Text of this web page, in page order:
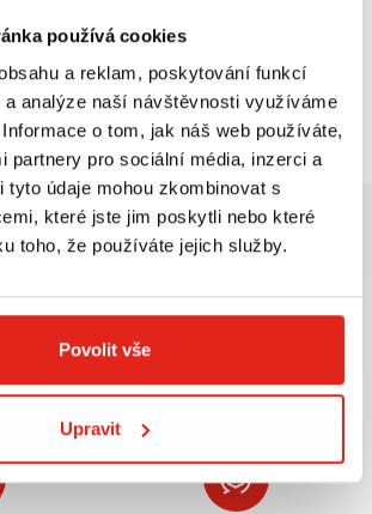
používá cookies
a reklam, poskytování funkcí
analýze naší návštěvnosti využíváme
o tom, jak náš web používáte,
partnery pro sociální média, inzerci a
tyto údaje mohou zkombinovat s
které jste jim poskytli nebo které
toho, že používáte jejich služby.
Povolit vše
Upravit
Prohlédli jste si1z 1produktů
Doprava ZDARMA pro